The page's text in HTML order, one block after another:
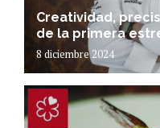
Creatividad,
de la primera
8 diciembre 2024